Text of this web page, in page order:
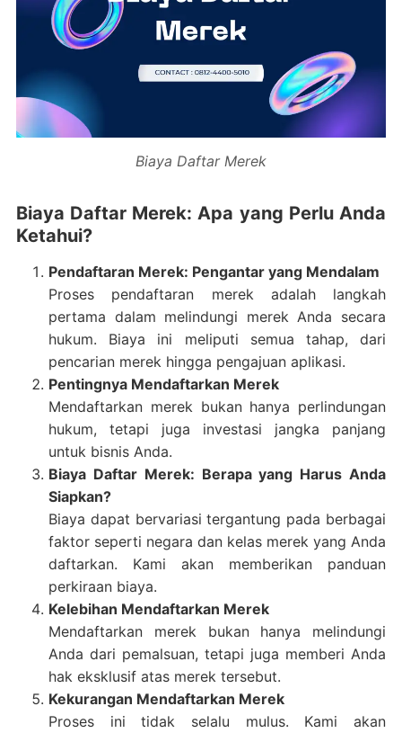
Biaya Daftar Merek
Biaya Daftar Merek: Apa yang Perlu Anda
Ketahui?
Pendaftaran Merek: Pengantar yang Mendalam
Proses pendaftaran merek adalah langkah
pertama dalam melindungi merek Anda secara
hukum. Biaya ini meliputi semua tahap, dari
pencarian merek hingga pengajuan aplikasi.
Pentingnya Mendaftarkan Merek
Mendaftarkan merek bukan hanya perlindungan
hukum, tetapi juga investasi jangka panjang
untuk bisnis Anda.
Biaya Daftar Merek: Berapa yang Harus Anda
Siapkan?
Biaya dapat bervariasi tergantung pada berbagai
faktor seperti negara dan kelas merek yang Anda
daftarkan. Kami akan memberikan panduan
perkiraan biaya.
Kelebihan Mendaftarkan Merek
Mendaftarkan merek bukan hanya melindungi
Anda dari pemalsuan, tetapi juga memberi Anda
hak eksklusif atas merek tersebut.
Kekurangan Mendaftarkan Merek
Proses ini tidak selalu mulus. Kami akan